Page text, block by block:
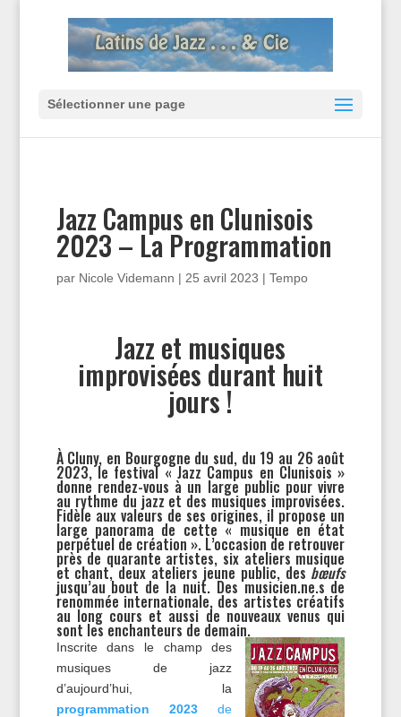
Sélectionner une page
Jazz Campus en Clunisois
2023 – La Programmation
par Nicole Videmann | 25 avril 2023 | Tempo
Jazz et musiques
improvisées durant huit
jours !
À Cluny, en Bourgogne du sud, du 19 au 26 août
2023, le festival « Jazz Campus en Clunisois »
donne rendez-vous à un large public pour vivre
au rythme du jazz et des musiques improvisées.
Fidèle aux valeurs de ses origines, il propose un
large panorama de cette « musique en état
perpétuel de création ». L’occasion de retrouver
près de quarante artistes, six ateliers musique
et chant, deux ateliers jeune public, des bœufs
jusqu’au bout de la nuit. Des musicien.ne.s de
renommée internationale, des artistes créatifs
au long cours et aussi de nouveaux venus qui
sont les enchanteurs de demain.
Inscrite dans le champ des
musiques de jazz
d’aujourd’hui, la
programmation 2023 de